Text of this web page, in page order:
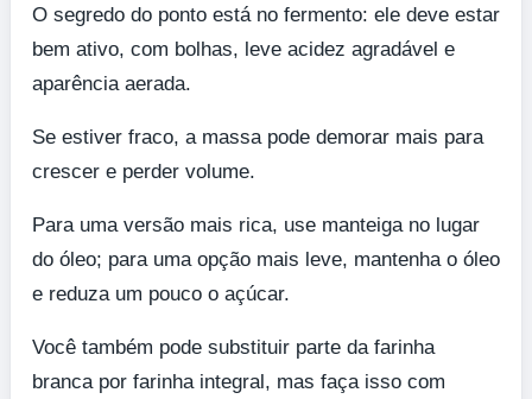
O segredo do ponto está no fermento: ele deve estar
bem ativo, com bolhas, leve acidez agradável e
aparência aerada.
Se estiver fraco, a massa pode demorar mais para
crescer e perder volume.
Para uma versão mais rica, use manteiga no lugar
do óleo; para uma opção mais leve, mantenha o óleo
e reduza um pouco o açúcar.
Você também pode substituir parte da farinha
branca por farinha integral, mas faça isso com